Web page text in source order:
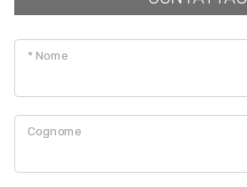
* Nome
Cognome
Posto auto/Box
Ascensore